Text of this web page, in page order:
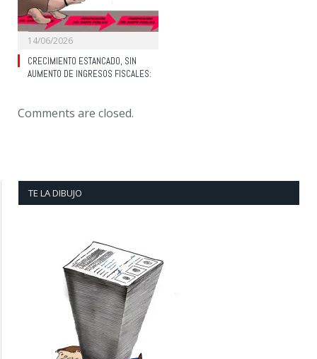
14/06/2026
CRECIMIENTO ESTANCADO, SIN
AUMENTO DE INGRESOS FISCALES:
Comments are closed.
TE LA DIBUJO